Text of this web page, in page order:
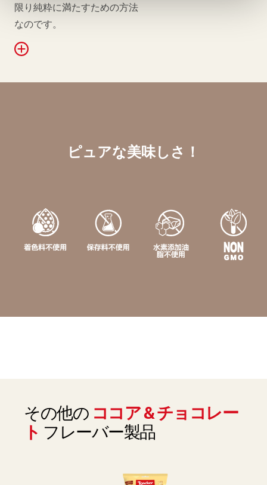
限り純粋に満たすための方法
なのです。
ピュアな美味しさ！
その他の ココア & チョコレー
ト フレーバー製品